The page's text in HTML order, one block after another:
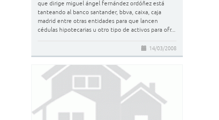
que dirige miguel ángel fernández ordóñez está
tanteando al banco santander, bbva, caixa, caja
madrid entre otras entidades para que lancen
cédulas hipotecarias u otro tipo de activos para ofr...
14/03/2008